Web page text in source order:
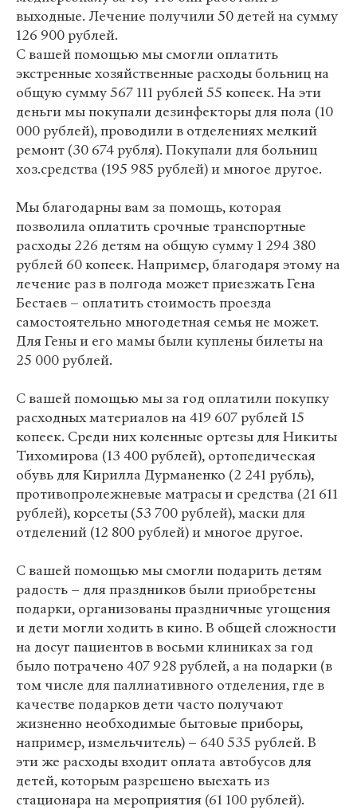
выходные. Лечение получили 50 детей на сумму
126 900 рублей.
С вашей помощью мы смогли оплатить
экстренные хозяйственные расходы больниц на
общую сумму 567 111 рублей 55 копеек. На эти
деньги мы покупали дезинфекторы для пола (10
000 рублей), проводили в отделениях мелкий
ремонт (30 674 рубля). Покупали для больниц
хоз.средства (195 985 рублей) и многое другое.
Мы благодарны вам за помощь, которая
позволила оплатить срочные транспортные
расходы 226 детям на общую сумму 1 294 380
рублей 60 копеек. Например, благодаря этому на
лечение раз в полгода может приезжать Гена
Бестаев – оплатить стоимость проезда
самостоятельно многодетная семья не может.
Для Гены и его мамы были куплены билеты на
25 000 рублей.
С вашей помощью мы за год оплатили покупку
расходных материалов на 419 607 рублей 15
копеек. Среди них коленные ортезы для Никиты
Тихомирова (13 400 рублей), ортопедическая
обувь для Кирилла Дурманенко (2 241 рубль),
противопролежневые матрасы и средства (21 611
рублей), корсеты (53 700 рублей), маски для
отделений (12 800 рублей) и многое другое.
С вашей помощью мы смогли подарить детям
радость – для праздников были приобретены
подарки, организованы праздничные угощения
и дети могли ходить в кино. В общей сложности
на досуг пациентов в восьми клиниках за год
было потрачено 407 928 рублей, а на подарки (в
том числе для паллиативного отделения, где в
качестве подарков дети часто получают
жизненно необходимые бытовые приборы,
например, измельчитель) – 640 535 рублей. В
эти же расходы входит оплата автобусов для
детей, которым разрешено выехать из
стационара на мероприятия (61 100 рублей).